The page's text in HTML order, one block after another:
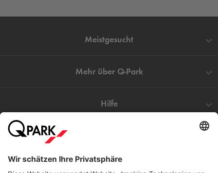
Meistgesucht
Mehr über Q-Park
Hilfe